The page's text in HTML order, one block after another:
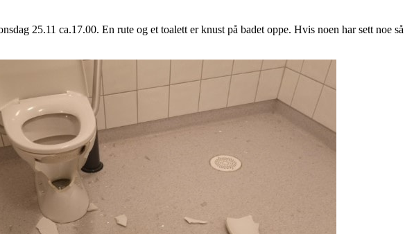
25.11 ca.17.00. En rute og et toalett er knust på badet oppe. Hvis noen har sett noe